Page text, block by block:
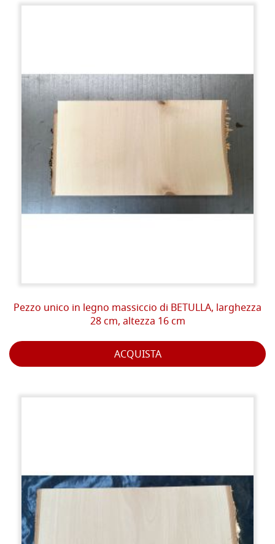
Pezzo unico in legno massiccio di BETULLA, larghezza
28 cm, altezza 16 cm
ACQUISTA